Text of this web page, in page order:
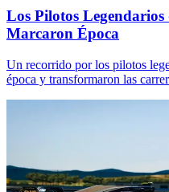
Los Pilotos Legendarios
Marcaron Época
Un recorrido por los pilotos
época y transformaron las